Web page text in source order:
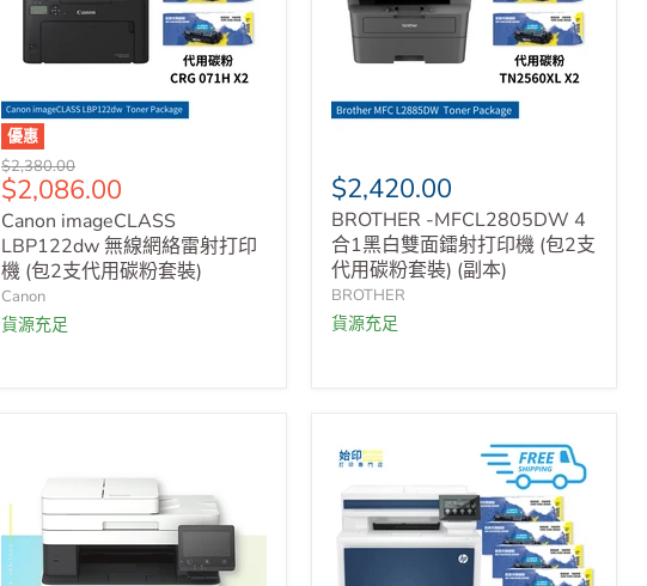
優惠
原
價
$2,380.00
售
價
$2,086.00
Canon imageCLASS
LBP122dw 無線網絡雷射打印
機 (包2支代用碳粉套裝)
Canon
貨源充足
$2,420.00
BROTHER -MFCL2805DW 4
合1黑白雙面鐳射打印機 (包2支
代用碳粉套裝) (副本)
BROTHER
貨源充足